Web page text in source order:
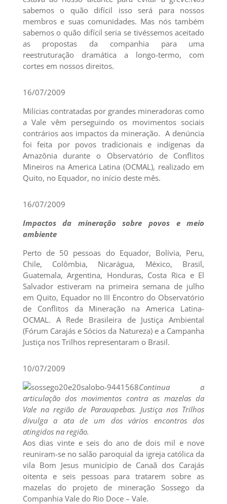
sabemos o quão difícil isso será para nossos
membros e suas comunidades. Mas nós também
sabemos o quão difícil seria se tivéssemos aceitado
as propostas da companhia para uma
reestruturação dramática a longo-termo, com
cortes em nossos direitos.
16/07/2009
Milícias contratadas por grandes mineradoras como
a Vale vêm perseguindo os movimentos sociais
contrários aos impactos da mineração. A denúncia
foi feita por povos tradicionais e indígenas da
Amazônia durante o Observatório de Conflitos
Mineiros na America Latina (OCMAL), realizado em
Quito, no Equador, no início deste mês.
16/07/2009
Impactos da mineração sobre povos e meio
ambiente
Perto de 50 pessoas do Equador, Bolívia, Peru,
Chile, Colômbia, Nicarágua, México, Brasil,
Guatemala, Argentina, Honduras, Costa Rica e El
Salvador estiveram na primeira semana de julho
em Quito, Equador no III Encontro do Observatório
de Conflitos da Mineração na America Latina-
OCMAL. A Rede Brasileira de Justiça Ambiental
(Fórum Carajás e Sócios da Natureza) e a Campanha
Justiça nos Trilhos representaram o Brasil.
10/07/2009
Continua a
articulação dos movimentos contra as mazelas da
Vale na região de Parauapebas. Justiça nos Trilhos
divulga a ata de um dos vários encontros dos
atingidos na região.
Aos dias vinte e seis do ano de dois mil e nove
reuniram-se no salão paroquial da igreja católica da
vila Bom Jesus município de Canaã dos Carajás
oitenta e seis pessoas para tratarem sobre as
mazelas do projeto de mineração Sossego da
Companhia Vale do Rio Doce – Vale.